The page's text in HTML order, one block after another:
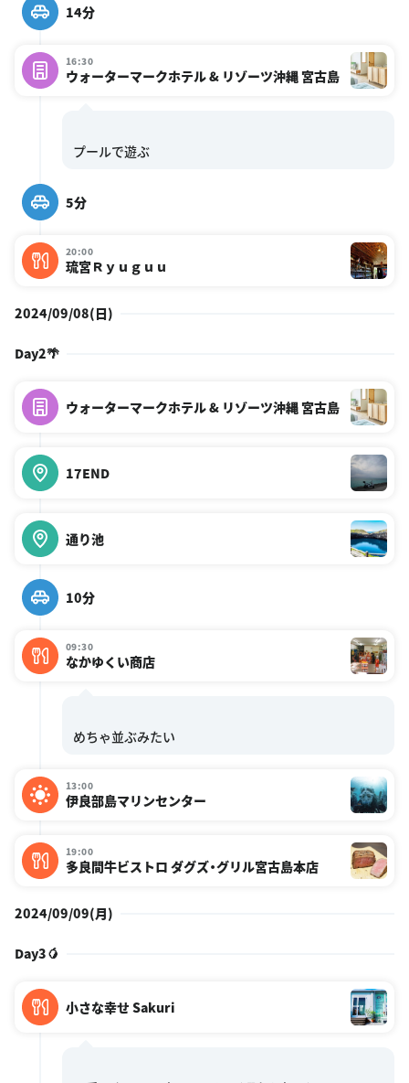
14分
16:30
ウォーターマークホテル & リゾーツ沖縄 宮古島
5分
20:00
琉宮Ｒｙｕｇｕｕ
2024/09/08(日)
Day2🌴
ウォーターマークホテル & リゾーツ沖縄 宮古島
17END
通り池
10分
09:30
なかゆくい商店
13:00
伊良部島マリンセンター
19:00
多良間牛ビストロ ダグズ・グリル宮古島本店
2024/09/09(月)
Day3🥭
小さな幸せ Sakuri